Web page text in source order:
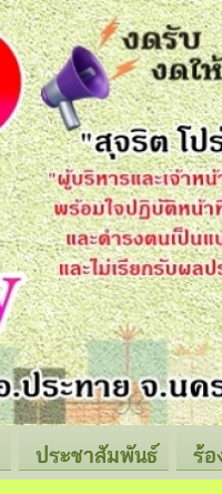
ประชาสัมพันธ์ ร้